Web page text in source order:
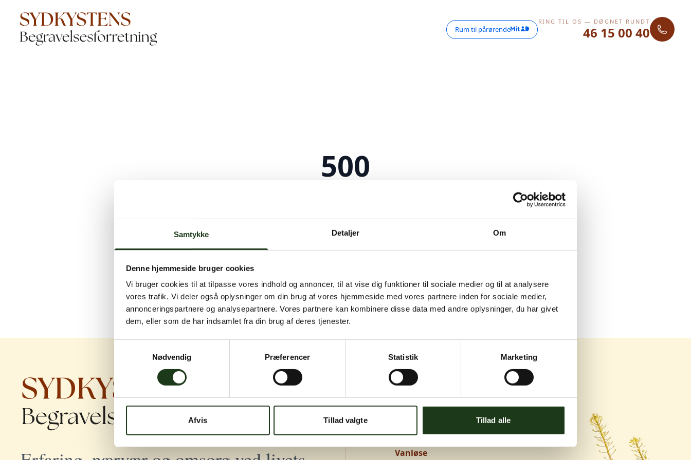
Samtykke Detaljer Om
Denne hjemmeside bruger cookies
Vi bruger cookies til at tilpasse vores indhold og annoncer, til at vise dig funktioner til sociale medier og til at analysere
vores trafik. Vi deler også oplysninger om din brug af vores hjemmeside med vores partnere inden for sociale medier,
annonceringspartnere og analysepartnere. Vores partnere kan kombinere disse data med andre oplysninger, du har givet
dem, eller som de har indsamlet fra din brug af deres tjenester.
Nødvendig
Præferencer Statistik Marketing
Afvis Tillad valgte Tillad alle
Rum til pårørende
RING TIL OS — DØGNET RUNDT
46 15 00 40
500
Der opstod en intern serverfejl. Vi arbejder på at løse problemet. Prøv venligst
igen senere.
Kontakt os på
Adresser
Vanløse